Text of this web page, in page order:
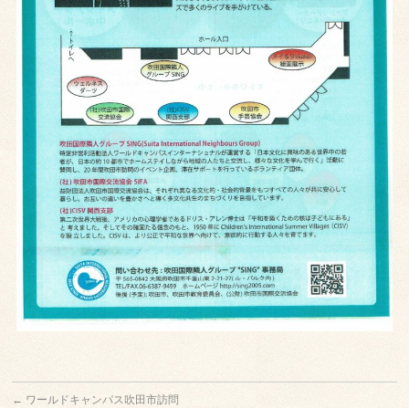
← ワールドキャンパス吹田市訪問